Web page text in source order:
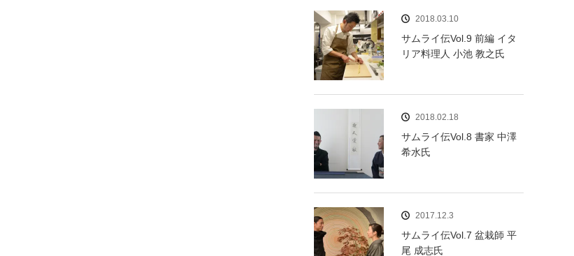
2018.03.10
サムライ伝Vol.9 前編 イタ
リア料理人 小池 教之氏
2018.02.18
サムライ伝Vol.8 書家 中澤
希水氏
2017.12.3
サムライ伝Vol.7 盆栽師 平
尾 成志氏